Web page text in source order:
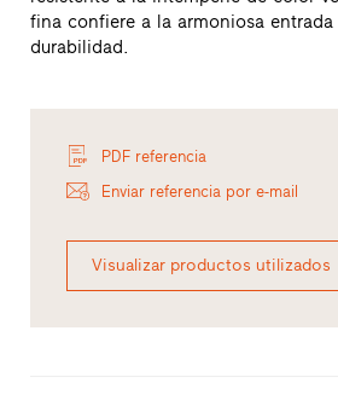
fina confiere a la armoniosa
durabilidad.
PDF referencia
Enviar referencia por e-mail
Visualizar productos utilizados